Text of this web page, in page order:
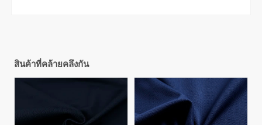
สินค้าที่คล้ายคลึงกัน